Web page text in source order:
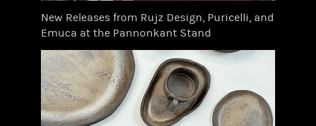
New Releases from Rujz Design, Puricelli, and
Emuca at the Pannonkant Stand